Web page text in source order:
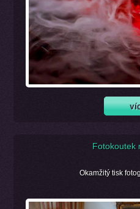
Fotokoutek
Okamžitý tisk